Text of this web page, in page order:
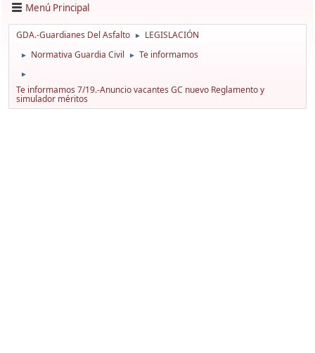
Menú Principal
GDA.-Guardianes Del Asfalto ► LEGISLACIÓN
► Normativa Guardia Civil ► Te informamos
►
Te informamos 7/19.-Anuncio vacantes GC nuevo Reglamento y
simulador méritos